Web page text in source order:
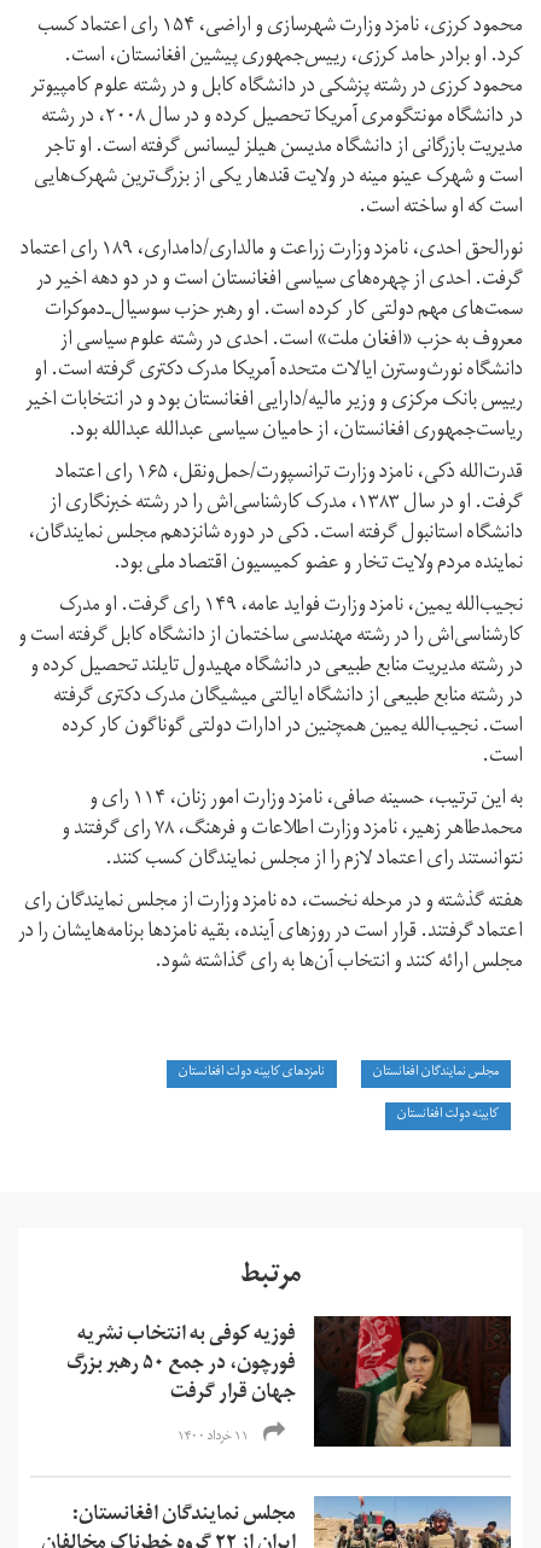
محمود کرزی، نامزد وزارت شهرسازی و اراضی، ۱۵۴ رای اعتماد کسب
کرد. او برادر حامد کرزی، رییس‌جمهوری پیشین افغانستان، است.
محمود کرزی در رشته پزشکی در دانشگاه کابل و در رشته علوم کامپیوتر
در دانشگاه مونتگومری آمریکا تحصیل کرده و در سال ۲۰۰۸، در رشته
مدیریت بازرگانی از دانشگاه مدیسن هیلز لیسانس گرفته است. او تاجر
است و شهرک عینو مینه در ولایت قندهار یکی از بزرگ‌ترین شهرک‌هایی
است که او ساخته است.
نورالحق احدی، نامزد وزارت زراعت و مالداری/دامداری، ۱۸۹ رای اعتماد
گرفت. احدی از چهره‌های سیاسی افغانستان است و در دو دهه اخیر در
سمت‌های مهم دولتی کار کرده است. او رهبر حزب سوسیال‌ـ‌دموکرات
معروف به حزب «افغان ملت» است. احدی در رشته علوم سیاسی از
دانشگاه نورث‌وسترن ایالات متحده آمریکا مدرک دکتری گرفته است. او
رییس بانک مرکزی و وزیر مالیه/دارایی افغانستان بود و در انتخابات اخیر
ریاست‌جمهوری افغانستان، از حامیان سیاسی عبدالله عبدالله بود.
قدرت‌الله ذکی، نامزد وزارت ترانسپورت/حمل‌و‌نقل، ۱۶۵ رای اعتماد
گرفت. او در سال ۱۳۸۳، مدرک کارشناسی‌اش را در رشته خبرنگاری از
دانشگاه استانبول گرفته است. ذکی در دوره شانزدهم مجلس نمایندگان،
نماینده مردم ولایت تخار و عضو کمیسیون اقتصاد ملی بود.
نجیب‌الله یمین، نامزد وزارت فواید عامه، ۱۴۹ رای گرفت. او مدرک
کارشناسی‌اش را در رشته مهندسی ساختمان از دانشگاه کابل گرفته است و
در رشته مدیریت منابع طبیعی در دانشگاه مهیدول تایلند تحصیل کرده و
در رشته منابع طبیعی از دانشگاه ایالتی میشیگان مدرک دکتری گرفته
است. نجیب‌الله یمین همچنین در ادارات دولتی گوناگون کار کرده
است.
به این ترتیب، حسینه صافی، نامزد وزارت امور زنان، ۱۱۴ رای و
محمد‌طاهر زهیر، نامزد وزارت اطلاعات و فرهنگ، ۷۸ رای گرفتند و
نتوانستند رای اعتماد لازم را از مجلس نمایندگان کسب کنند.
هفته گذشته و در مرحله نخست، ده نامزد وزارت از مجلس نمایندگان رای
اعتماد گرفتند. قرار است در روزهای آینده، بقیه نامزدها برنامه‌هایشان را در
مجلس ارائه کنند و انتخاب آن‌ها به رای گذاشته شود.
مجلس نمایندگان افغانستان
نامزدهای کابینه دولت افغانستان
کابینه دولت افغانستان
مرتبط
فوزیه کوفی به انتخاب نشریه
فورچون، در جمع ۵۰ رهبر بزرگ
جهان قرار گرفت
۱۱ خرداد ۱۴۰۰
مجلس نمایندگان افغانستان: